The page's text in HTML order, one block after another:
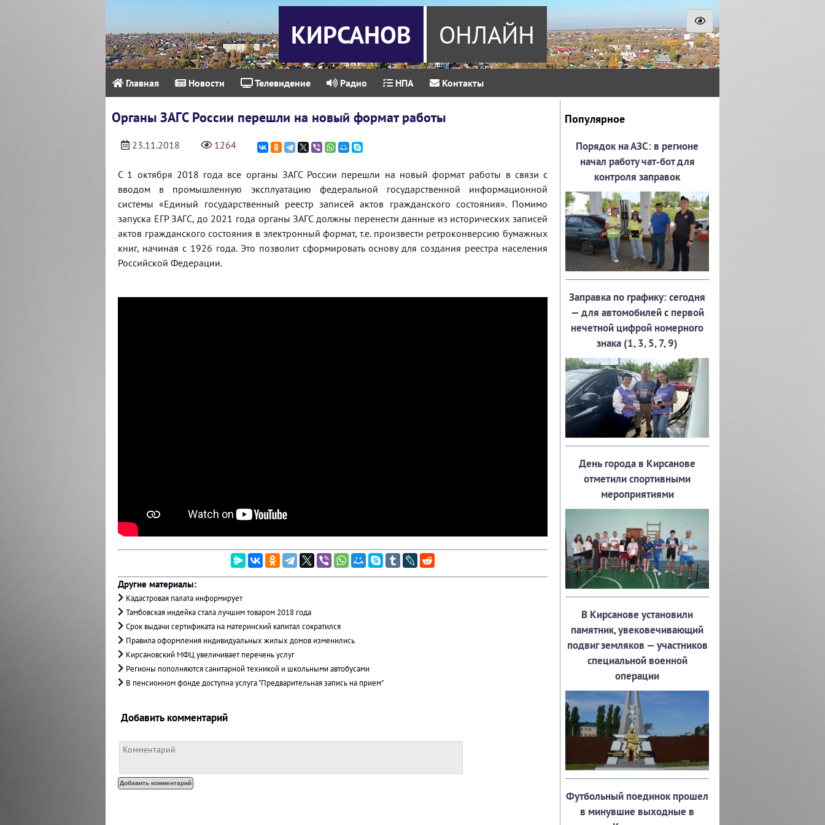
КИРСАНОВ ОНЛАЙН
Главная Новости Телевидение Радио НПА Контакты
Органы ЗАГС России перешли на новый формат работы
23.11.2018 1264
С 1 октября 2018 года все органы ЗАГС России перешли на новый формат работы в связи с
вводом в промышленную эксплуатацию федеральной государственной информационной
системы «Единый государственный реестр записей актов гражданского состояния». Помимо
запуска ЕГР ЗАГС, до 2021 года органы ЗАГС должны перенести данные из исторических записей
актов гражданского состояния в электронный формат, т.е. произвести ретроконверсию бумажных
книг, начиная с 1926 года. Это позволит сформировать основу для создания реестра населения
Российской Федерации.
Другие материалы:
Кадастровая палата информирует
Тамбовская индейка стала лучшим товаром 2018 года
Срок выдачи сертификата на материнский капитал сократился
Правила оформления индивидуальных жилых домов изменились
Кирсановский МФЦ увеличивает перечень услуг
Регионы пополняются санитарной техникой и школьными автобусами
В пенсионном фонде доступна услуга "Предварительная запись на прием"
Добавить комментарий
Популярное
Порядок на АЗС: в регионе
начал работу чат‑бот для
контроля заправок
Заправка по графику: сегодня
— для автомобилей с первой
нечетной цифрой номерного
знака (1, 3, 5, 7, 9)
День города в Кирсанове
отметили спортивными
мероприятиями
В Кирсанове установили
памятник, увековечивающий
подвиг земляков — участников
специальной военной
операции
Футбольный поединок прошел
в минувшие выходные в